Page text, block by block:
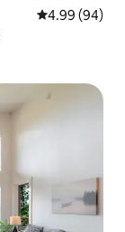
Calificación
4.99 (94)